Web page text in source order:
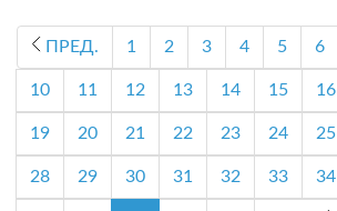
ПРЕД. 1 2 3 4 5 6
10 11 12 13 14 15 16
19 20 21 22 23 24 25
28 29 30 31 32 33 34